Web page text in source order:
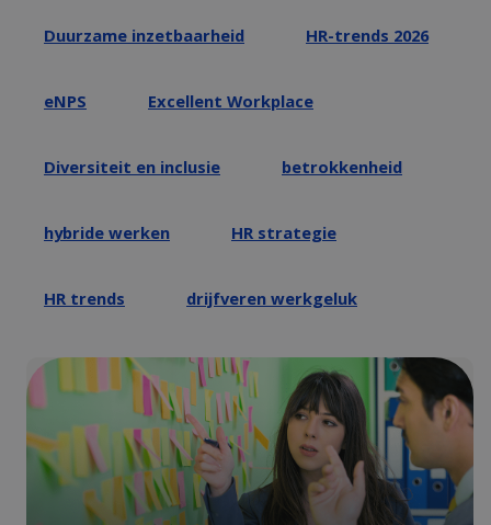
Duurzame inzetbaarheid HR-trends 2026
eNPS Excellent Workplace
Diversiteit en inclusie betrokkenheid
hybride werken HR strategie
HR trends drijfveren werkgeluk